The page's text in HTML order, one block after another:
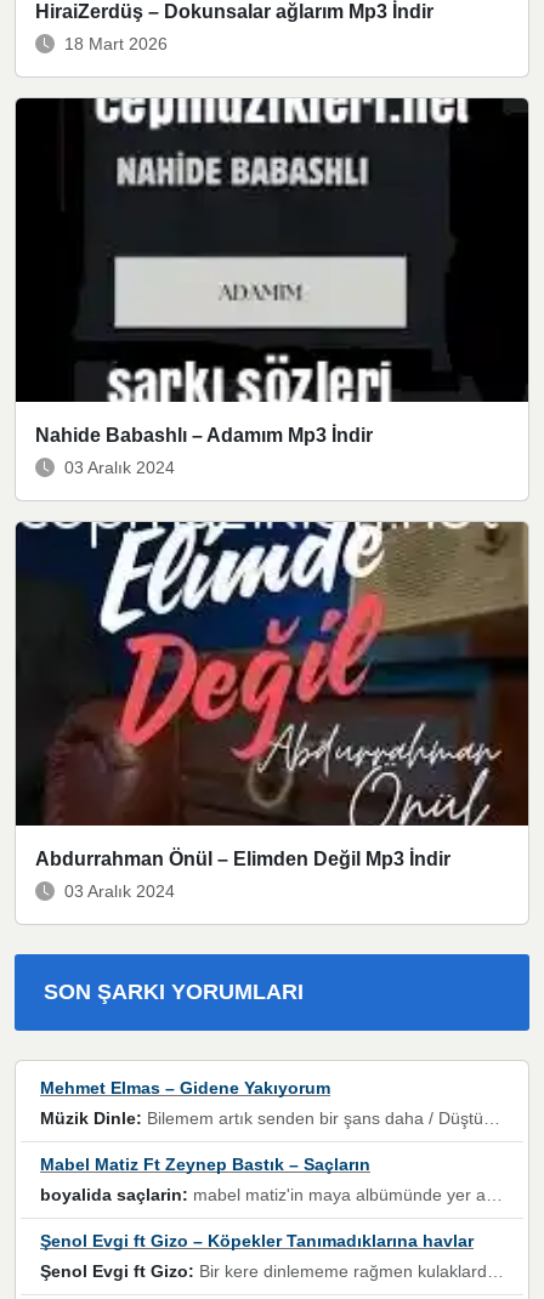
HiraiZerdüş – Dokunsalar ağlarım Mp3 İndir
18 Mart 2026
Nahide Babashlı – Adamım Mp3 İndir
03 Aralık 2024
Abdurrahman Önül – Elimden Değil Mp3 İndir
03 Aralık 2024
SON ŞARKI YORUMLARI
Mehmet Elmas – Gidene Yakıyorum
Müzik Dinle: Bilemem artık senden bir şans daha / Düştüğün zaman ben olmayacağım yanında” dizeleri, artık geçmişin tekrarına izin verilmeyeceğini, kişisel sınırların çizildiğini gösteriyor.
Mabel Matiz Ft Zeynep Bastık – Saçların
boyalida saçlarin: mabel matiz'in maya albümünde yer alan güzellerden. parça da şarkı hani! müzikal altyapısına vurulduğum, sözlerinde kaybolduğum bir parça olmuş.
Şenol Evgi ft Gizo – Köpekler Tanımadıklarına havlar
Şenol Evgi ft Gizo: Bir kere dinlememe rağmen kulaklardan gitmiyor sen sen sen sen kurban ol sen sen sen sen hayran ol yükses ses müzik dinleme sebebisiniz canlar bomba gibi patladınız maşallah